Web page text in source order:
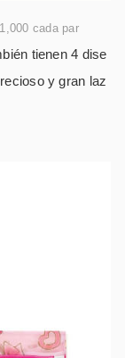
cada par
tienen 4 dise
y gran laz